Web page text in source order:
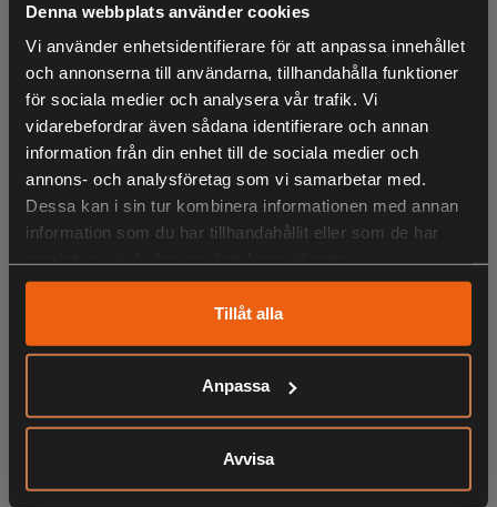
Denna webbplats använder cookies
Vi använder enhetsidentifierare för att anpassa innehållet
och annonserna till användarna, tillhandahålla funktioner
för sociala medier och analysera vår trafik. Vi
vidarebefordrar även sådana identifierare och annan
information från din enhet till de sociala medier och
annons- och analysföretag som vi samarbetar med.
Dessa kan i sin tur kombinera informationen med annan
information som du har tillhandahållit eller som de har
Tillåt alla
Anpassa
Avvisa
Hawke Vantage 3-9x40 AO, riktm Mil-Dot
LIKNANDE PRODUKTER
KÖPS OFTA TILLSAMMANS
ANDRA HAR OCKSÅ TITTAT PÅ